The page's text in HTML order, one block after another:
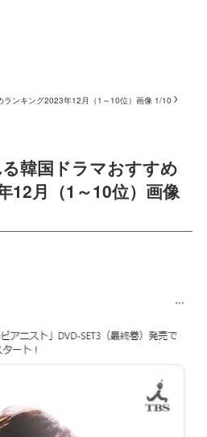
ランキング2023年12月（1～10位）画像 1/10
韓国ドラマおすすめ
12月（1～10位）画像